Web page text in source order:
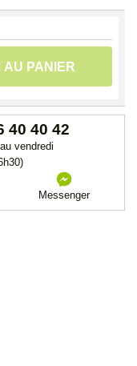
AU PANIER
40 40 42
vendredi
Messenger